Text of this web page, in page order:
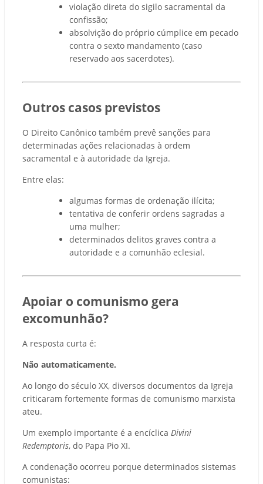
violação direta do sigilo sacramental da
confissão;
absolvição do próprio cúmplice em pecado
contra o sexto mandamento (caso
reservado aos sacerdotes).
Outros casos previstos
O Direito Canônico também prevê sanções para
determinadas ações relacionadas à ordem
sacramental e à autoridade da Igreja.
Entre elas:
algumas formas de ordenação ilícita;
tentativa de conferir ordens sagradas a
uma mulher;
determinados delitos graves contra a
autoridade e a comunhão eclesial.
Apoiar o comunismo gera
excomunhão?
A resposta curta é:
Não automaticamente.
Ao longo do século XX, diversos documentos da Igreja
criticaram fortemente formas de comunismo marxista
ateu.
Um exemplo importante é a encíclica Divini
Redemptoris, do Papa Pio XI.
A condenação ocorreu porque determinados sistemas
comunistas: